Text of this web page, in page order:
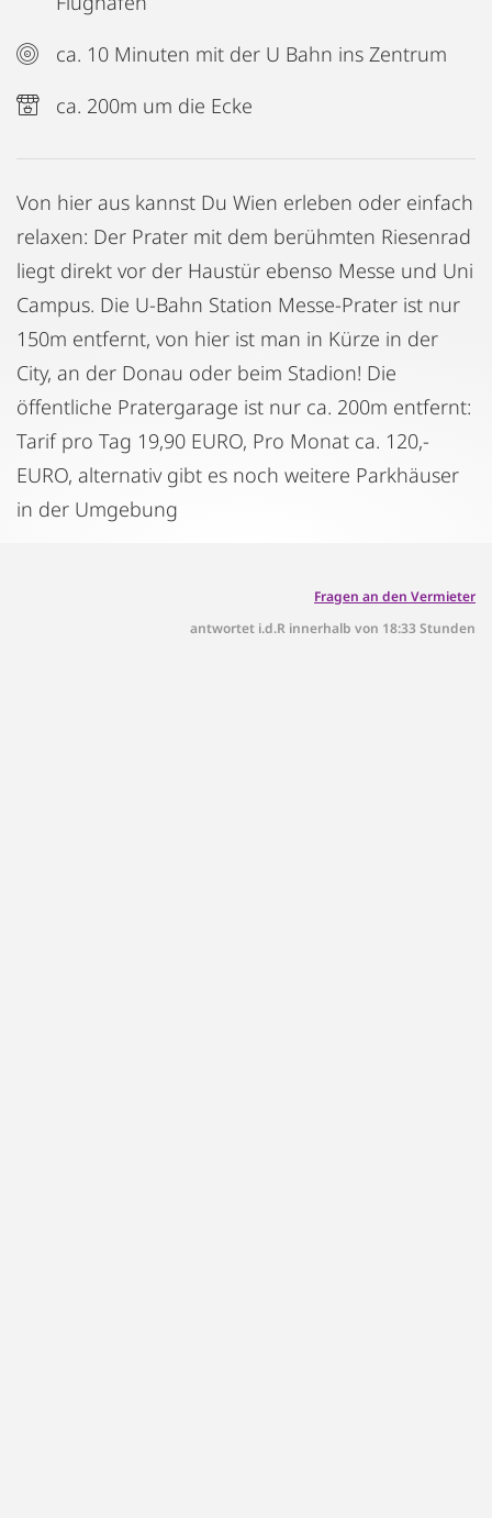
ca. 10 Minuten mit der U Bahn ins Zentrum
ca. 200m um die Ecke
Von hier aus kannst Du Wien erleben oder einfach
relaxen: Der Prater mit dem berühmten Riesenrad
liegt direkt vor der Haustür ebenso Messe und Uni
Campus. Die U-Bahn Station Messe-Prater ist nur
150m entfernt, von hier ist man in Kürze in der
City, an der Donau oder beim Stadion! Die
öffentliche Pratergarage ist nur ca. 200m entfernt:
Tarif pro Tag 19,90 EURO, Pro Monat ca. 120,-
EURO, alternativ gibt es noch weitere Parkhäuser
in der Umgebung
Fragen an den Vermieter
antwortet i.d.R innerhalb von 18:33 Stunden